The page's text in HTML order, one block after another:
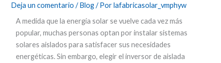
Deja un comentario /Blog/ Porlafabricasolar_vmphyw
A medida que la energía solar se vuelve cada vez más
popular, muchas personas optan por instalar sistemas
solares aislados para satisfacer sus necesidades
energéticas. Sin embargo, elegir el inversor de aislada